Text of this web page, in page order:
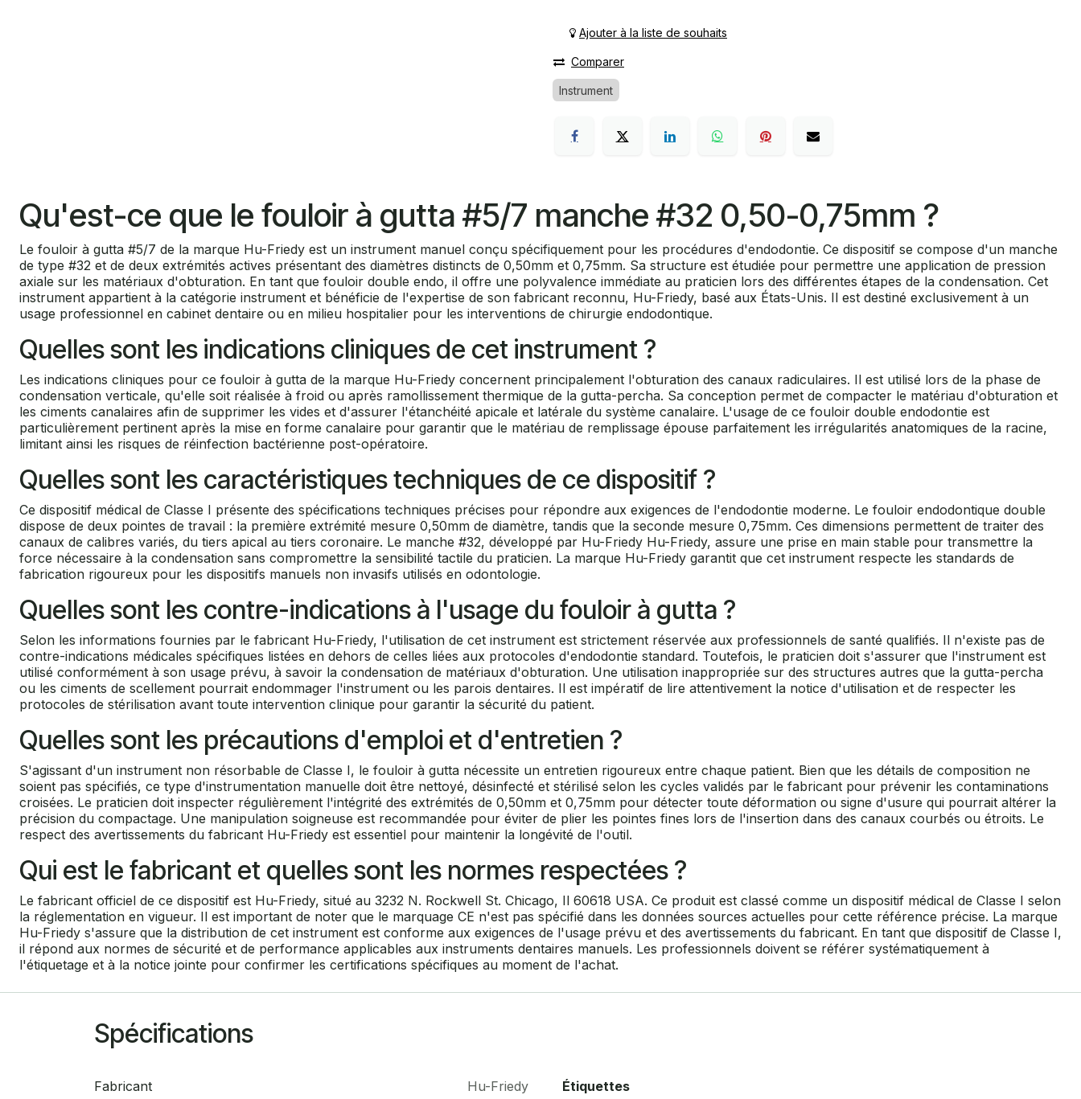
Ajouter à la liste de souhaits
Comparer
Instrument
Qu'est-ce que le fouloir à gutta #5/7 manche #32 0,50-0,75mm ?
Le fouloir à gutta #5/7 de la marque Hu-Friedy est un instrument manuel conçu spécifiquement pour les procédures d'endodontie. Ce dispositif se compose d'un manche
de type #32 et de deux extrémités actives présentant des diamètres distincts de 0,50mm et 0,75mm. Sa structure est étudiée pour permettre une application de pression
axiale sur les matériaux d'obturation. En tant que fouloir double endo, il offre une polyvalence immédiate au praticien lors des différentes étapes de la condensation. Cet
instrument appartient à la catégorie instrument et bénéficie de l'expertise de son fabricant reconnu, Hu-Friedy, basé aux États-Unis. Il est destiné exclusivement à un
usage professionnel en cabinet dentaire ou en milieu hospitalier pour les interventions de chirurgie endodontique.
Quelles sont les indications cliniques de cet instrument ?
Les indications cliniques pour ce fouloir à gutta de la marque Hu-Friedy concernent principalement l'obturation des canaux radiculaires. Il est utilisé lors de la phase de
condensation verticale, qu'elle soit réalisée à froid ou après ramollissement thermique de la gutta-percha. Sa conception permet de compacter le matériau d'obturation et
les ciments canalaires afin de supprimer les vides et d'assurer l'étanchéité apicale et latérale du système canalaire. L'usage de ce fouloir double endodontie est
particulièrement pertinent après la mise en forme canalaire pour garantir que le matériau de remplissage épouse parfaitement les irrégularités anatomiques de la racine,
limitant ainsi les risques de réinfection bactérienne post-opératoire.
Quelles sont les caractéristiques techniques de ce dispositif ?
Ce dispositif médical de Classe I présente des spécifications techniques précises pour répondre aux exigences de l'endodontie moderne. Le fouloir endodontique double
dispose de deux pointes de travail : la première extrémité mesure 0,50mm de diamètre, tandis que la seconde mesure 0,75mm. Ces dimensions permettent de traiter des
canaux de calibres variés, du tiers apical au tiers coronaire. Le manche #32, développé par Hu-Friedy Hu-Friedy, assure une prise en main stable pour transmettre la
force nécessaire à la condensation sans compromettre la sensibilité tactile du praticien. La marque Hu-Friedy garantit que cet instrument respecte les standards de
fabrication rigoureux pour les dispositifs manuels non invasifs utilisés en odontologie.
Quelles sont les contre-indications à l'usage du fouloir à gutta ?
Selon les informations fournies par le fabricant Hu-Friedy, l'utilisation de cet instrument est strictement réservée aux professionnels de santé qualifiés. Il n'existe pas de
contre-indications médicales spécifiques listées en dehors de celles liées aux protocoles d'endodontie standard. Toutefois, le praticien doit s'assurer que l'instrument est
utilisé conformément à son usage prévu, à savoir la condensation de matériaux d'obturation. Une utilisation inappropriée sur des structures autres que la gutta-percha
ou les ciments de scellement pourrait endommager l'instrument ou les parois dentaires. Il est impératif de lire attentivement la notice d'utilisation et de respecter les
protocoles de stérilisation avant toute intervention clinique pour garantir la sécurité du patient.
Quelles sont les précautions d'emploi et d'entretien ?
S'agissant d'un instrument non résorbable de Classe I, le fouloir à gutta nécessite un entretien rigoureux entre chaque patient. Bien que les détails de composition ne
soient pas spécifiés, ce type d'instrumentation manuelle doit être nettoyé, désinfecté et stérilisé selon les cycles validés par le fabricant pour prévenir les contaminations
croisées. Le praticien doit inspecter régulièrement l'intégrité des extrémités de 0,50mm et 0,75mm pour détecter toute déformation ou signe d'usure qui pourrait altérer la
précision du compactage. Une manipulation soigneuse est recommandée pour éviter de plier les pointes fines lors de l'insertion dans des canaux courbés ou étroits. Le
respect des avertissements du fabricant Hu-Friedy est essentiel pour maintenir la longévité de l'outil.
Qui est le fabricant et quelles sont les normes respectées ?
Le fabricant officiel de ce dispositif est Hu-Friedy, situé au 3232 N. Rockwell St. Chicago, Il 60618 USA. Ce produit est classé comme un dispositif médical de Classe I selon
la réglementation en vigueur. Il est important de noter que le marquage CE n'est pas spécifié dans les données sources actuelles pour cette référence précise. La marque
Hu-Friedy s'assure que la distribution de cet instrument est conforme aux exigences de l'usage prévu et des avertissements du fabricant. En tant que dispositif de Classe I,
il répond aux normes de sécurité et de performance applicables aux instruments dentaires manuels. Les professionnels doivent se référer systématiquement à
l'étiquetage et à la notice jointe pour confirmer les certifications spécifiques au moment de l'achat.
Spécifications
Fabricant Hu-Friedy Étiquettes